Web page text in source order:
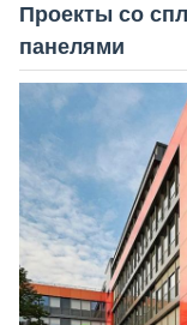
Проекты со
панелями